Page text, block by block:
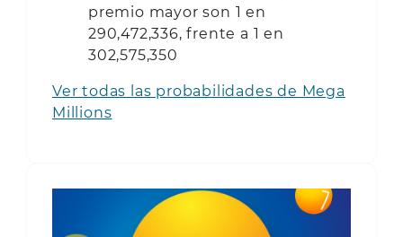
premio mayor son 1 en
290,472,336, frente a 1 en
302,575,350
Ver todas las probabilidades de Mega
Millions